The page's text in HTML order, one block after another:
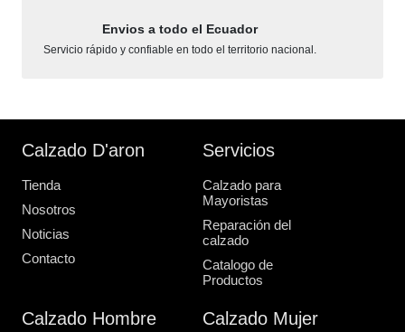
Envios a todo el Ecuador
Servicio rápido y confiable en todo el territorio nacional.
Calzado D'aron
Tienda
Nosotros
Noticias
Contacto
Servicios
Calzado para
Mayoristas
Reparación del
calzado
Catalogo de
Productos
Calzado Hombre Calzado Mujer